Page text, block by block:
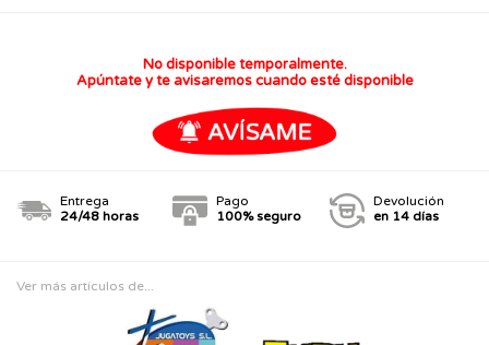
No disponible temporalmente.
Apúntate y te avisaremos cuando esté disponible
Entrega
24/48 horas
Pago
100% seguro
Devolución
en 14 días
Ver más artículos de...